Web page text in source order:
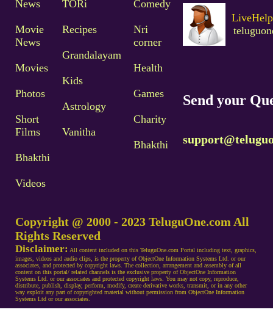
News
Movie
News
Movies
Photos
Short
Films
Bhakthi
Videos
TORi
Recipes
Grandalayam
Kids
Astrology
Vanitha
Comedy
Nri
corner
Health
Games
Charity
Bhakthi
Send your
Copyright @ 2000 - 2023 TeluguOne.com All
Rights Reserved
Disclaimer: All content included on this TeluguOne.com Portal including text, graphics,
images, videos and audio clips, is the property of ObjectOne Information Systems Ltd. or our
associates, and protected by copyright laws. The collection, arrangement and assembly of all
content on this portal/ related channels is the exclusive property of ObjectOne Information
Systems Ltd. or our associates and protected copyright laws. You may not copy, reproduce,
distribute, publish, display, perform, modify, create derivative works, transmit, or in any other
way exploit any part of copyrighted material without permission from ObjectOne Information
Systems Ltd or our associates.